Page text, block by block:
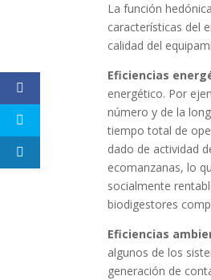
La función
características del
calidad del
Eficiencias
energético. Por
número y de la
tiempo total de
dado de actividad
ecomanzanas, lo
socialmente
biodigestores
Eficiencias
algunos de los
generación de